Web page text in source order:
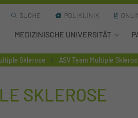
SUCHE POLIKLINIK
MEDIZINISCHE UNIVERSITÄT
Sklerose ASV Team Multiple
SKLEROSE